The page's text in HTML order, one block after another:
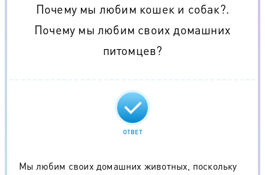
Почему мы любим кошек и собак?.
Почему мы любим своих домашних
питомцев?
ОТВЕТ
Мы любим своих домашних животных, поскольку